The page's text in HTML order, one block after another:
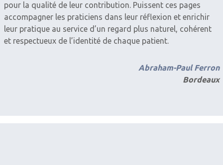
pour la qualité de leur contribution. Puissent ces pages
accompagner les praticiens dans leur réflexion et enrichir
leur pratique au service d’un regard plus naturel, cohérent
et respectueux de l’identité de chaque patient.
Abraham-Paul Ferron
Bordeaux